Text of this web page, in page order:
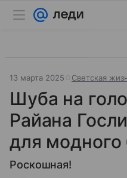
13 марта 2025 Светская
Шуба на
Райана
для модного
Роскошная!